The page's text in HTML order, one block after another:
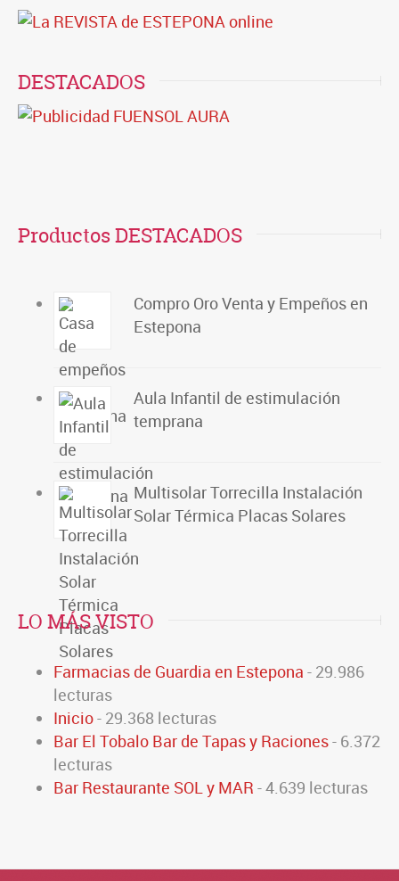
DESTACADOS
Productos DESTACADOS
Compro Oro Venta y Empeños en
Estepona
Aula Infantil de estimulación
temprana
Multisolar Torrecilla Instalación
Solar Térmica Placas Solares
LO MÁS VISTO
Farmacias de Guardia en Estepona - 29.986
lecturas
Inicio- 29.368 lecturas
Bar El Tobalo Bar de Tapas y Raciones- 6.372
lecturas
Bar Restaurante SOL y MAR - 4.639 lecturas